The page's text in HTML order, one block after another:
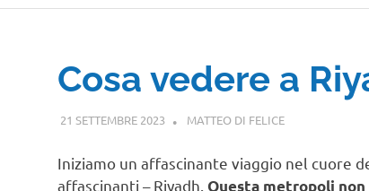
Cosa vedere a
21 SETTEMBRE 2023 MATTEO DI FELICEASIA
Iniziamo un affascinante viaggio nel cuore
affascinanti – Riyadh. Questa metropoli non